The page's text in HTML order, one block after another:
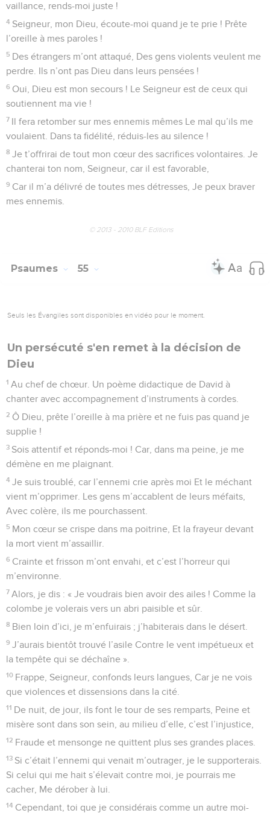
vaillance, rends-moi juste !
4 Seigneur, mon Dieu, écoute-moi quand je te prie ! Prête
l’oreille à mes paroles !
5 Des étrangers m’ont attaqué, Des gens violents veulent me
perdre. Ils n’ont pas Dieu dans leurs pensées !
6 Oui, Dieu est mon secours ! Le Seigneur est de ceux qui
soutiennent ma vie !
7 Il fera retomber sur mes ennemis mêmes Le mal qu’ils me
voulaient. Dans ta fidélité, réduis-les au silence !
8 Je t’offrirai de tout mon cœur des sacrifices volontaires. Je
chanterai ton nom, Seigneur, car il est favorable,
9 Car il m’a délivré de toutes mes détresses, Je peux braver
mes ennemis.
© 2013 - 2010 BLF Editions
Psaumes 55
Seuls les Évangiles sont disponibles en vidéo pour le moment.
Un persécuté s'en remet à la décision de
Dieu
1 Au chef de chœur. Un poème didactique de David à
chanter avec accompagnement d’instruments à cordes.
2 Ô Dieu, prête l’oreille à ma prière et ne fuis pas quand je
supplie !
3 Sois attentif et réponds-moi ! Car, dans ma peine, je me
démène en me plaignant.
4 Je suis troublé, car l’ennemi crie après moi Et le méchant
vient m’opprimer. Les gens m’accablent de leurs méfaits,
Avec colère, ils me pourchassent.
5 Mon cœur se crispe dans ma poitrine, Et la frayeur devant
la mort vient m’assaillir.
6 Crainte et frisson m’ont envahi, et c’est l’horreur qui
m’environne.
7 Alors, je dis : « Je voudrais bien avoir des ailes ! Comme la
colombe je volerais vers un abri paisible et sûr.
8 Bien loin d’ici, je m’enfuirais ; j’habiterais dans le désert.
9 J’aurais bientôt trouvé l’asile Contre le vent impétueux et
la tempête qui se déchaîne ».
10 Frappe, Seigneur, confonds leurs langues, Car je ne vois
que violences et dissensions dans la cité.
11 De nuit, de jour, ils font le tour de ses remparts, Peine et
misère sont dans son sein, au milieu d’elle, c’est l’injustice,
12 Fraude et mensonge ne quittent plus ses grandes places.
13 Si c’était l’ennemi qui venait m’outrager, je le supporterais.
Si celui qui me hait s’élevait contre moi, je pourrais me
cacher, Me dérober à lui.
14 Cependant, toi que je considérais comme un autre moi-